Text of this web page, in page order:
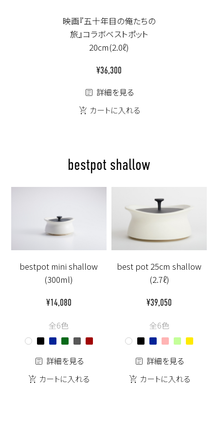
映画『五十年目の俺たちの
旅』コラボベストポット
20cm(2.0ℓ)
¥36,300
詳細を見る
カートに入れる
bestpot shallow
bestpot mini shallow
(300ml)
¥14,080
全6色
詳細を見る
カートに入れる
best pot 25cm shallow
(2.7ℓ)
¥39,050
全6色
詳細を見る
カートに入れる